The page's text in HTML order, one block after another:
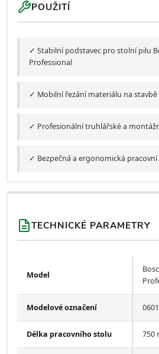
POUŽITÍ
✓ Stabilní podstavec pro stolní pilu
Professional
✓ Mobilní řezání materiálu na stavbě
✓ Profesionální truhlářské a
✓ Bezpečná a ergonomická
TECHNICKÉ PARAMETRY
Model
Modelové označení
Délka pracovního stolu 750